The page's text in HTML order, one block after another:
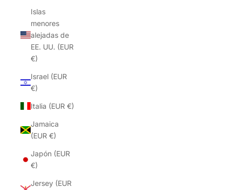
Islas
menores
alejadas de
EE. UU. (EUR
€)
Israel (EUR
€)
Italia (EUR €)
Jamaica
(EUR €)
Japón (EUR
€)
Jersey (EUR